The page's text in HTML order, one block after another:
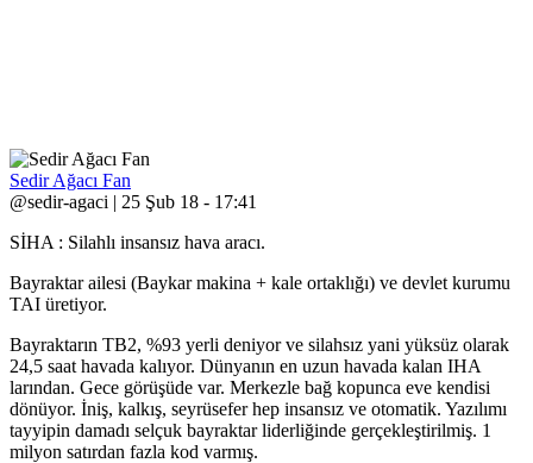
Sedir Ağacı Fan
@sedir-agaci | 25 Şub 18 - 17:41
SİHA : Silahlı insansız hava aracı.
Bayraktar ailesi (Baykar makina + kale ortaklığı) ve devlet kurumu
TAI üretiyor.
Bayraktarın TB2, %93 yerli deniyor ve silahsız yani yüksüz olarak
24,5 saat havada kalıyor. Dünyanın en uzun havada kalan IHA
larından. Gece görüşüde var. Merkezle bağ kopunca eve kendisi
dönüyor. İniş, kalkış, seyrüsefer hep insansız ve otomatik. Yazılımı
tayyipin damadı selçuk bayraktar liderliğinde gerçekleştirilmiş. 1
milyon satırdan fazla kod varmış.